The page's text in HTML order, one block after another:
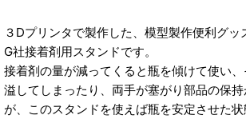
３Dプリンタで製作した、模型製作便利グッ
G社接着剤用スタンドです。
接着剤の量が減ってくると瓶を傾けて使い
溢してしまったり、両手が塞がり部品の保
が、このスタンドを使えば瓶を安定させた